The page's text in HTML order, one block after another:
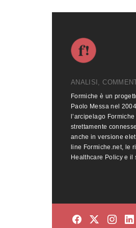
ANALISI,
Formiche è un
Paolo Messa nel
l’arcipelago
strettamente
anche in versione
line Formiche.net, le
Healthcare Policy e il